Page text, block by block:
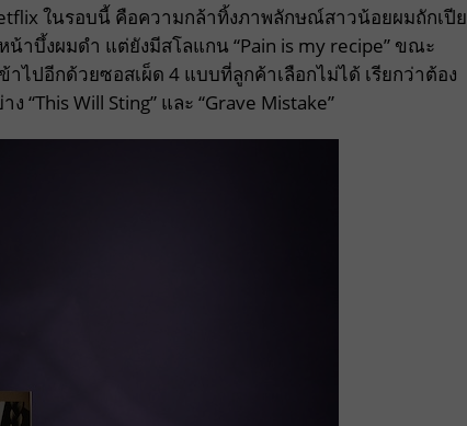
ในรอบนี้ คือความกล้าทิ้งภาพลักษณ์สาวน้อยผมถักเปีย
าบึ้งผมดำ แต่ยังมีสโลแกน “Pain is my recipe” ขณะ
ไปอีกด้วยซอสเผ็ด 4 แบบที่ลูกค้าเลือกไม่ได้ เรียกว่าต้อง
Will Sting” และ “Grave Mistake”